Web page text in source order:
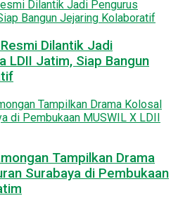
Dilantik Jadi
LDII Jatim, Siap Bangun
Tampilkan Drama
Surabaya di Pembukaan